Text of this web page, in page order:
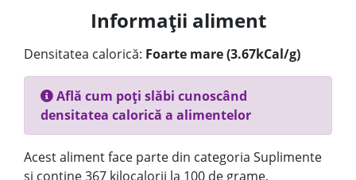
Informații aliment
Densitatea calorică: Foarte mare (3.67kCal/g)
Află cum poți slăbi cunoscând
densitatea calorică a alimentelor
Acest aliment face parte din categoria Suplimente
și conține 367 kilocalorii la 100 de grame.